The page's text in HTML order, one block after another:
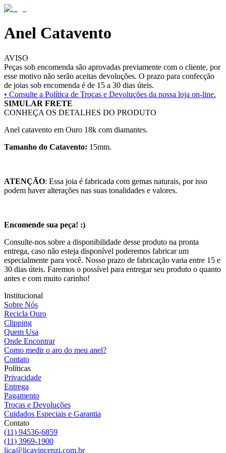
Anel Catavento
AVISO
Peças sob encomenda são aprovadas previamente com o cliente, por
esse motivo não serão aceitas devoluções. O prazo para confecção
de joias sob encomenda é de 15 a 30 dias úteis.
• Consulte a Política de Trocas e Devoluções da nossa loja on-line.
SIMULAR FRETE
CONHEÇA OS DETALHES DO PRODUTO
Anel catavento em Ouro 18k com diamantes.
Tamanho do Catavento: 15mm.
ATENÇÃO: Essa joia é fabricada com gemas naturais, por isso
podem haver alterações nas suas tonalidades e valores.
Encomende sua peça! :)
Consulte-nos sobre a disponibilidade desse produto na pronta
entrega, caso não esteja disponível poderemos fabricar um
especialmente para você. Nosso prazo de fabricação varia entre 15 e
30 dias úteis. Faremos o possível para entregar seu produto o quanto
antes e com muito carinho!
Institucional
Sobre Nós
Recicla Ouro
Clipping
Quem Usa
Onde Encontrar
Como medir o aro do meu anel?
Contato
Políticas
Privacidade
Entrega
Pagamento
Trocas e Devoluções
Cuidados Especiais e Garantia
Contato
(11) 94536-6859
(11) 3969-1900
lica@licavincenzi.com.br